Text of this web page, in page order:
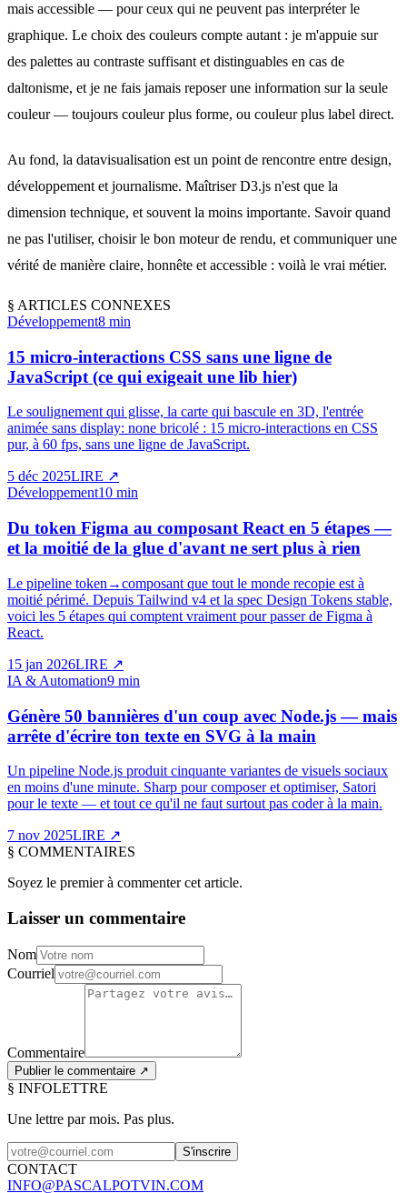
mais accessible — pour ceux qui ne peuvent pas interpréter le
graphique. Le choix des couleurs compte autant : je m'appuie sur
des palettes au contraste suffisant et distinguables en cas de
daltonisme, et je ne fais jamais reposer une information sur la seule
couleur — toujours couleur plus forme, ou couleur plus label direct.
Au fond, la datavisualisation est un point de rencontre entre design,
développement et journalisme. Maîtriser D3.js n'est que la
dimension technique, et souvent la moins importante. Savoir quand
ne pas l'utiliser, choisir le bon moteur de rendu, et communiquer une
vérité de manière claire, honnête et accessible : voilà le vrai métier.
§ ARTICLES CONNEXES
Développement8 min
15 micro-interactions CSS sans une ligne de
JavaScript (ce qui exigeait une lib hier)
Le soulignement qui glisse, la carte qui bascule en 3D, l'entrée
animée sans display: none bricolé : 15 micro-interactions en CSS
pur, à 60 fps, sans une ligne de JavaScript.
5 déc 2025LIRE ↗
Développement10 min
Du token Figma au composant React en 5 étapes —
et la moitié de la glue d'avant ne sert plus à rien
Le pipeline token→composant que tout le monde recopie est à
moitié périmé. Depuis Tailwind v4 et la spec Design Tokens stable,
voici les 5 étapes qui comptent vraiment pour passer de Figma à
React.
15 jan 2026LIRE ↗
IA & Automation9 min
Génère 50 bannières d'un coup avec Node.js — mais
arrête d'écrire ton texte en SVG à la main
Un pipeline Node.js produit cinquante variantes de visuels sociaux
en moins d'une minute. Sharp pour composer et optimiser, Satori
pour le texte — et tout ce qu'il ne faut surtout pas coder à la main.
7 nov 2025LIRE ↗
§ COMMENTAIRES
Soyez le premier à commenter cet article.
Laisser un commentaire
Nom
Courriel
Commentaire
Publier le commentaire ↗
§ INFOLETTRE
Une lettre par mois. Pas plus.
S'inscrire
CONTACT
INFO@PASCALPOTVIN.COM